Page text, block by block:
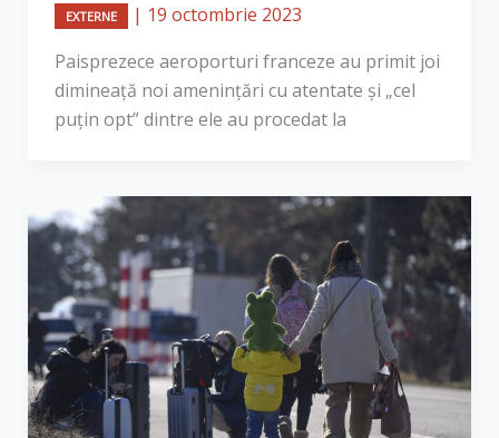
EXTERNE | 19 octombrie 2023
​Paisprezece aeroporturi franceze au primit joi
dimineaţă noi ameninţări cu atentate şi „cel
puţin opt” dintre ele au procedat la